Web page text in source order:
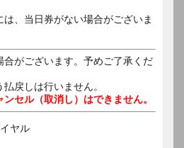
、当日券がない場合がございま
合がございます。予めご了承くだ
戻しは行いません。
ンセル（取消し）はできません。
ヤル